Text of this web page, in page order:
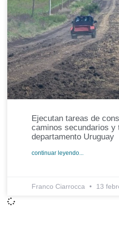
Ejecutan tareas de
caminos secundarios y
departamento Uruguay
continuar leyendo...
Franco Ciarrocca 13